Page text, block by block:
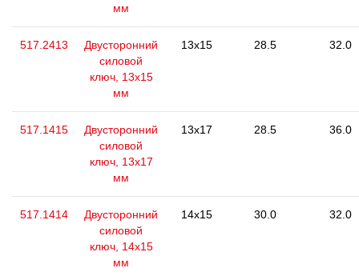
мм
517.2413
Двусторонний
силовой
ключ, 13x15
мм
13x15 28.5 32.0
517.1415
Двусторонний
силовой
ключ, 13x17
мм
13x17 28.5 36.0
517.1414
Двусторонний
силовой
ключ, 14x15
мм
14x15 30.0 32.0